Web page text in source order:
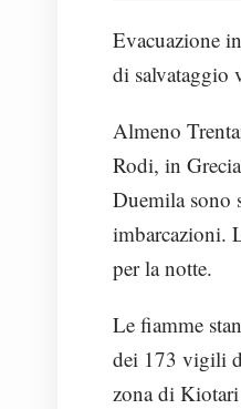
Evacuazione
di salvataggio
Almeno
Rodi, in
Duemila sono
imbarcazioni.
per la notte.
Le fiamme
dei 173 vigili
zona di Kiotari